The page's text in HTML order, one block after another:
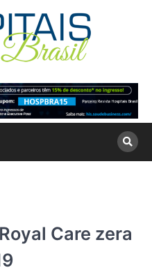
Care zera